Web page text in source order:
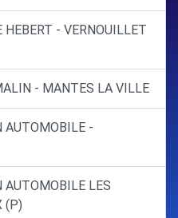
- VERNOUILLET
- MANTES LA VILLE
AUTOMOBILE -
LES
(P)